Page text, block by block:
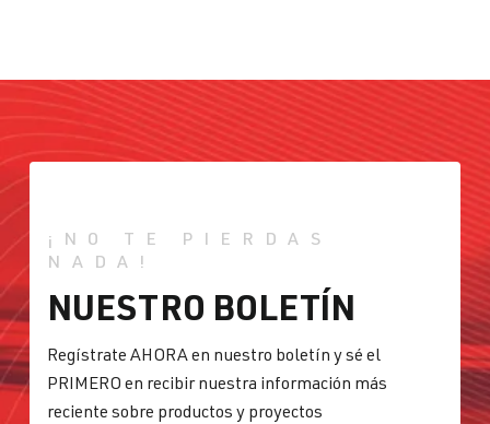
¡NO TE PIERDAS
NADA!
NUESTRO BOLETÍN
Regístrate AHORA en nuestro boletín y sé el
PRIMERO en recibir nuestra información más
reciente sobre productos y proyectos